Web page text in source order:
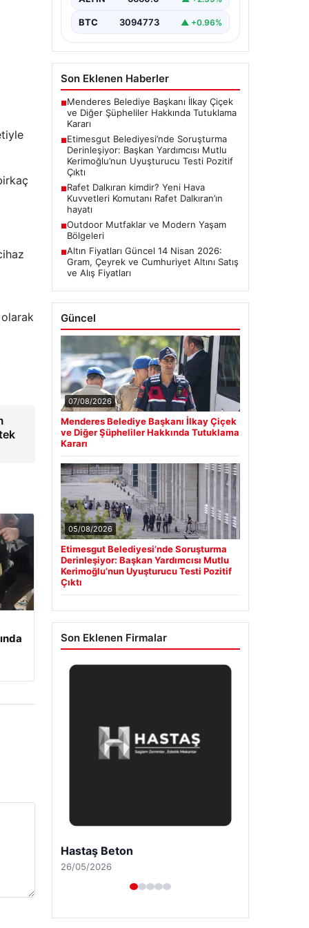
olarak
Çıktı
isimlerinden Belediye…
BTC 3094773 ▲ +0.96%
Son Eklenen Haberler
■Menderes Belediye Başkanı İlkay Çiçek
ve Diğer Şüpheliler Hakkında Tutuklama
Kararı
■Etimesgut Belediyesi’nde Soruşturma
Derinleşiyor: Başkan Yardımcısı Mutlu
Kerimoğlu’nun Uyuşturucu Testi Pozitif
Çıktı
■Rafet Dalkıran kimdir? Yeni Hava
Kuvvetleri Komutanı Rafet Dalkıran’ın
hayatı
■Outdoor Mutfaklar ve Modern Yaşam
Bölgeleri
■Altın Fiyatları Güncel 14 Nisan 2026:
Gram, Çeyrek ve Cumhuriyet Altını Satış
ve Alış Fiyatları
Güncel
07/08/2026
Menderes Belediye Başkanı İlkay Çiçek
ve Diğer Şüpheliler Hakkında Tutuklama
Kararı
05/08/2026
Etimesgut Belediyesi’nde Soruşturma
Derinleşiyor: Başkan Yardımcısı Mutlu
Kerimoğlu’nun Uyuşturucu Testi Pozitif
Çıktı
Son Eklenen Firmalar
Prenses Night Club
29/04/2026